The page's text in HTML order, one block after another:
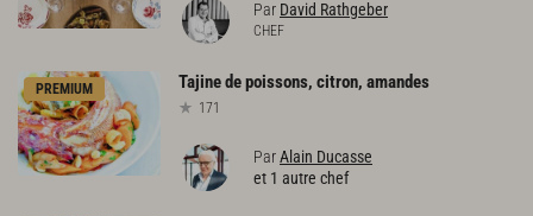
Par David Rathgeber
CHEF
PREMIUM Tajinedepoissons, citron, amandes
171
ParAlain Ducasse
et 1 autre chef